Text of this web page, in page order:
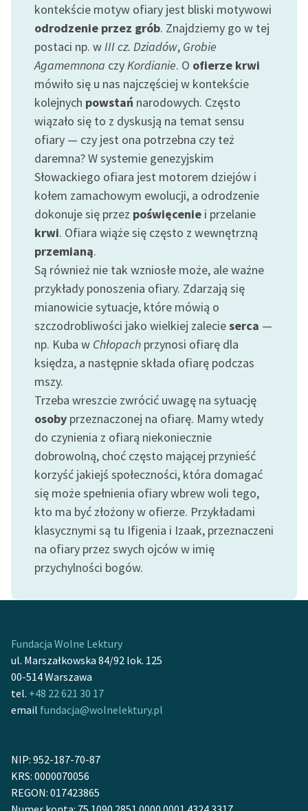
Odkurzamy bohaterów
Szkoła Poezji Wolnych
Lektur
O nas
Kontakt
O projekcie
Zespół
Zasady wykorzystania
Wolnych Lektur
Logotypy
Materiały promocyjne
Polityka prywatności
Regulamin biblioteki
Dane fundacji i
sprawozdania finansowe
Regulamin darowizn
Informacja o treściach
wrażliwych
Deklaracja dostępności
kontekście motyw ofiary jest bliski motywowi
odrodzenie przez grób. Znajdziemy go w tej
postaci np. wIII cz. Dziadów, Grobie
Agamemnona czyKordianie. O ofierze krwi
mówiło się u nas najczęściej w kontekście
kolejnych powstań narodowych. Często
wiązało się to z dyskusją na temat sensu
ofiary — czy jest ona potrzebna czy też
daremna? W systemie genezyjskim
Słowackiego ofiara jest motorem dziejów i
kołem zamachowym ewolucji, a odrodzenie
dokonuje się przez poświęcenie i przelanie
krwi. Ofiara wiąże się często z wewnętrzną
przemianą.
Są również nie tak wzniosłe może, ale ważne
przykłady ponoszenia ofiary. Zdarzają się
mianowicie sytuacje, które mówią o
szczodrobliwości jako wielkiej zalecieserca —
np. Kuba w Chłopach przynosi ofiarę dla
księdza, a następnie składa ofiarę podczas
mszy.
Trzeba wreszcie zwrócić uwagę na sytuację
osoby przeznaczonej na ofiarę. Mamy wtedy
do czynienia z ofiarą niekoniecznie
dobrowolną, choć często mającej przynieść
korzyść jakiejś społeczności, która domagać
się może spełnienia ofiary wbrew woli tego,
kto ma być złożony w ofierze. Przykładami
klasycznymi są tu Ifigenia i Izaak, przeznaczeni
na ofiary przez swych ojców w imię
przychylności bogów.
Fundacja Wolne Lektury
ul. Marszałkowska 84/92 lok. 125
00-514 Warszawa
tel. +48 22 621 30 17
email fundacja@wolnelektury.pl
NIP: 952-187-70-87
KRS: 0000070056
REGON: 017423865